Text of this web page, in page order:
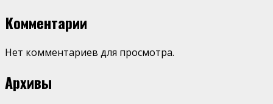
Комментарии
Нет комментариев для просмотра.
Архивы